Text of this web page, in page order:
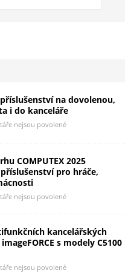
příslušenství na dovolenou,
i do kanceláře
nejsou povolené
COMPUTEX 2025
pro hráče,
nejsou povolené
kancelářských
s modely C5100
nejsou povolené